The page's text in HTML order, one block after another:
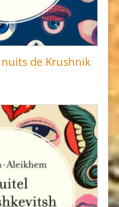
de Krushnik